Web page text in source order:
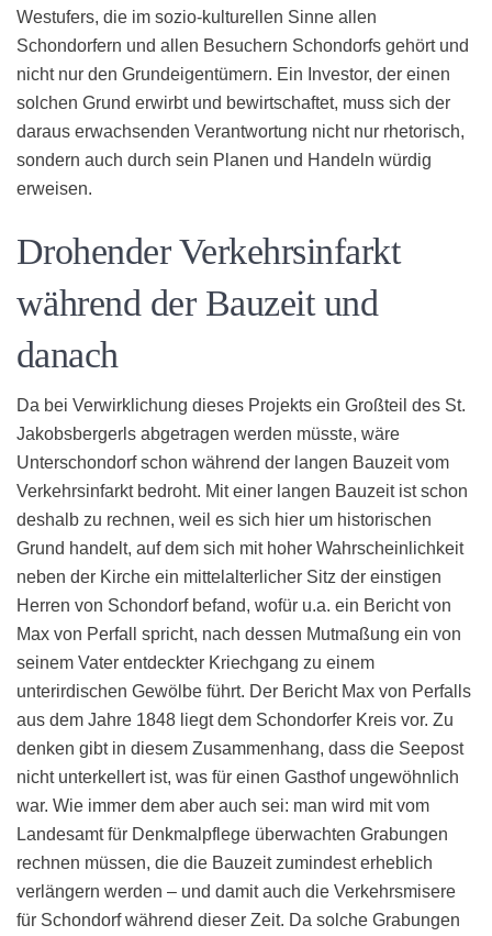
Westufers, die im sozio-kulturellen Sinne allen
Schondorfern und allen Besuchern Schondorfs gehört und
nicht nur den Grundeigentümern. Ein Investor, der einen
solchen Grund erwirbt und bewirtschaftet, muss sich der
daraus erwachsenden Verantwortung nicht nur rhetorisch,
sondern auch durch sein Planen und Handeln würdig
erweisen.
Drohender Verkehrsinfarkt
während der Bauzeit und
danach
Da bei Verwirklichung dieses Projekts ein Großteil des St.
Jakobsbergerls abgetragen werden müsste, wäre
Unterschondorf schon während der langen Bauzeit vom
Verkehrsinfarkt bedroht. Mit einer langen Bauzeit ist schon
deshalb zu rechnen, weil es sich hier um historischen
Grund handelt, auf dem sich mit hoher Wahrscheinlichkeit
neben der Kirche ein mittelalterlicher Sitz der einstigen
Herren von Schondorf befand, wofür u.a. ein Bericht von
Max von Perfall spricht, nach dessen Mutmaßung ein von
seinem Vater entdeckter Kriechgang zu einem
unterirdischen Gewölbe führt. Der Bericht Max von Perfalls
aus dem Jahre 1848 liegt dem Schondorfer Kreis vor. Zu
denken gibt in diesem Zusammenhang, dass die Seepost
nicht unterkellert ist, was für einen Gasthof ungewöhnlich
war. Wie immer dem aber auch sei: man wird mit vom
Landesamt für Denkmalpflege überwachten Grabungen
rechnen müssen, die die Bauzeit zumindest erheblich
verlängern werden – und damit auch die Verkehrsmisere
für Schondorf während dieser Zeit. Da solche Grabungen